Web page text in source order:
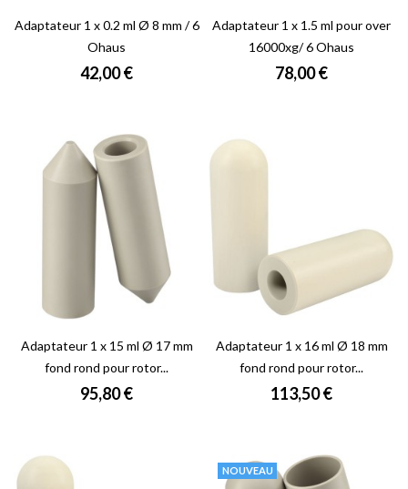
Adaptateur 1 x 0.2 ml Ø 8 mm / 6
Ohaus
Prix
42,00 €
Adaptateur 1 x 1.5 ml pour over
16000xg/ 6 Ohaus
Prix
78,00 €
Adaptateur 1 x 15 ml Ø 17 mm
fond rond pour rotor...
Prix
95,80 €
Adaptateur 1 x 16 ml Ø 18 mm
fond rond pour rotor...
Prix
113,50 €
NOUVEAU